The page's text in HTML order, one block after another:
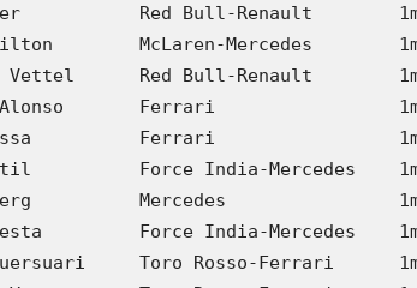
Red Bull-Renault
McLaren-Mercedes
Vettel      Red Bull-Renault
Alonso       Ferrari
Ferrari
Force India-Mercedes
Mercedes
Force India-Mercedes
Toro Rosso-Ferrari